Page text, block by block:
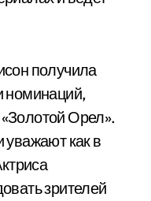
получила
номинаций,
Орел».
уважают как в
зрителей